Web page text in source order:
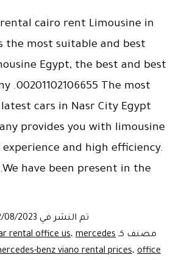
cairo rent Limousine in
the most suitable and best
Egypt, the best and best
.00201102106655 The most
cars in Nasr City Egypt
provides you with limousine
experience and high efficiency.
We have been present in the…
تم النشر في 08/2023
مصنف كـ
rental office us، mercedes
benz viano rental prices، office